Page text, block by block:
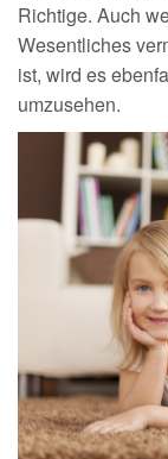
Richtige. Auch
Wesentliches
ist, wird es
umzusehen.